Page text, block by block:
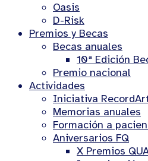
Oasis
D-Risk
Premios y Becas
Becas anuales
10ª Edición
Premio nacional
Actividades
Iniciativa
Memorias anuales
Formación a
Aniversarios FQ
X Premios